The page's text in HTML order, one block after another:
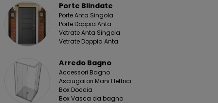
Porte Blindate
Porte Anta Singola
Porte Doppia Anta
Vetrate Anta Singola
Vetrate Doppia Anta
Arredo Bagno
Accessori Bagno
Asciugatori Mani Elettrici
Box Doccia
Box Vasca da bagno